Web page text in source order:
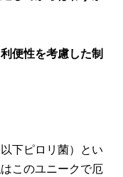
便性を考慮した制
下ピロリ菌）とい
このユニークで厄